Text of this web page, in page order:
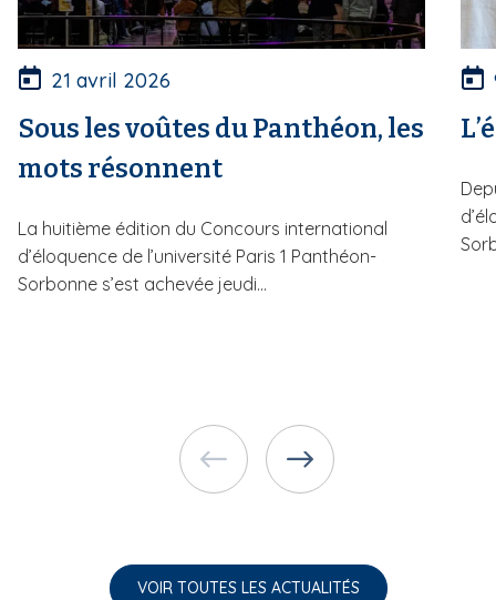
21 avril 2026
Sous les voûtes du Panthéon, les
mots résonnent
La huitième édition du Concours international
d’éloquence de l’université Paris 1 Panthéon-
Sorbonne s’est achevée jeudi...
VOIR TOUTES LES ACTUALITÉS